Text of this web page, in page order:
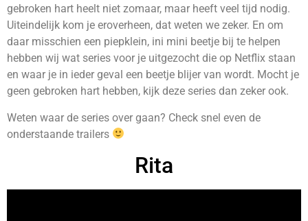
gebroken hart heelt niet zomaar, maar heeft veel tijd nodig.
Uiteindelijk kom je eroverheen, dat weten we zeker. En om
daar misschien een piepklein, ini mini beetje bij te helpen
hebben wij wat series voor je uitgezocht die op Netflix staan
en waar je in ieder geval een beetje blijer van wordt. Mocht je
geen gebroken hart hebben, kijk deze series dan zeker ook.
Weten waar de series over gaan? Check snel even de
onderstaande trailers
Rita